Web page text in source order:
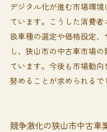
デジタル化が進む市場環
ています。こうした消費
扱車種の選定や価格設定
し、狭山市の中古車市場
ています。今後も市場動
努めることが求められるで
競争激化の狭山市中古車